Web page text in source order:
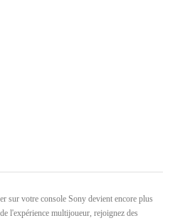
sur votre console Sony devient encore plus
l'expérience multijoueur, rejoignez des